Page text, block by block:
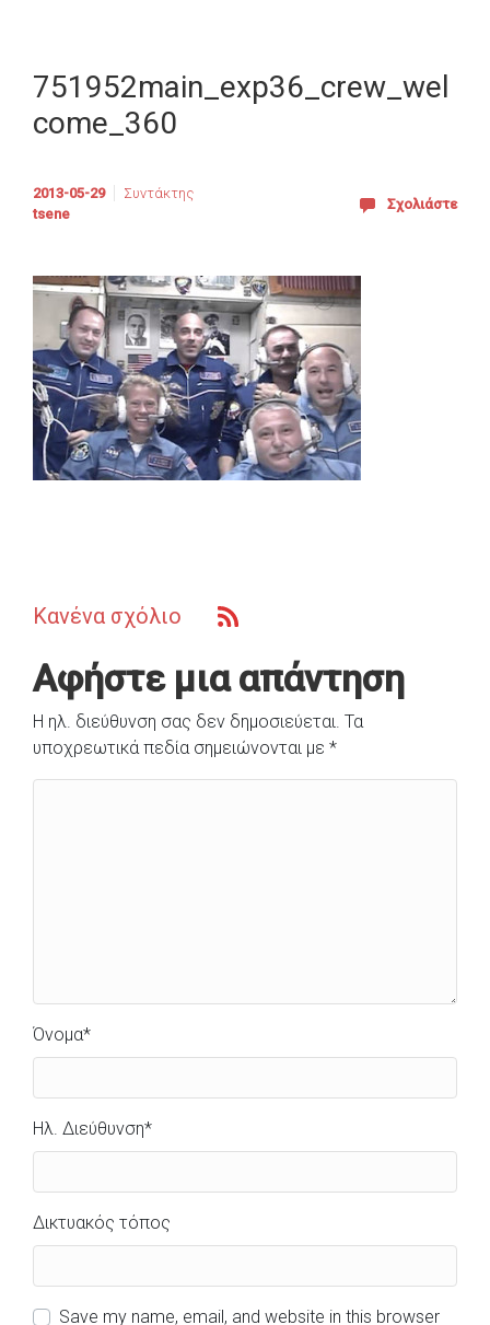
751952main_exp36_crew_wel
come_360
2013-05-29
Συντάκτης
tsene
Σχολιάστε
Κανένα σχόλιο
Αφήστε μια απάντηση
Η ηλ. διεύθυνση σας δεν δημοσιεύεται. Τα
υποχρεωτικά πεδία σημειώνονται με *
Όνομα*
Ηλ. Διεύθυνση*
Δικτυακός τόπος
Save my name, email, and website in this browser